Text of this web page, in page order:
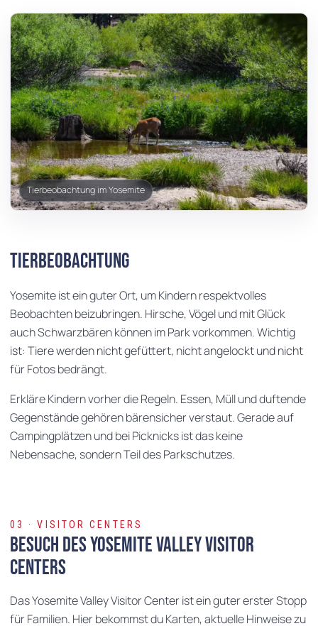
Tierbeobachtung im Yosemite
Tierbeobachtung
Yosemite ist ein guter Ort, um Kindern respektvolles
Beobachten beizubringen. Hirsche, Vögel und mit Glück
auch Schwarzbären können im Park vorkommen. Wichtig
ist: Tiere werden nicht gefüttert, nicht angelockt und nicht
für Fotos bedrängt.
Erkläre Kindern vorher die Regeln. Essen, Müll und duftende
Gegenstände gehören bärensicher verstaut. Gerade auf
Campingplätzen und bei Picknicks ist das keine
Nebensache, sondern Teil des Parkschutzes.
03 · VISITOR CENTERS
Besuch des Yosemite Valley Visitor
Centers
Das Yosemite Valley Visitor Center ist ein guter erster Stopp
für Familien. Hier bekommst du Karten, aktuelle Hinweise zu